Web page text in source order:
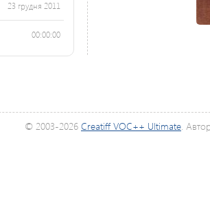
23 грудня 2011
00:00:00
© 2003-2026 Creatiff VOC++ Ultimate.